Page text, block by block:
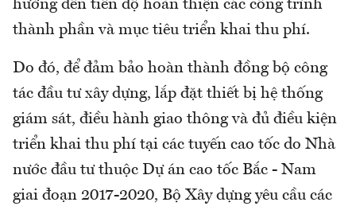
hưởng đến tiến độ hoàn thiện các công trình
thành phần và mục tiêu triển khai thu phí.
Do đó, để đảm bảo hoàn thành đồng bộ công
tác đầu tư xây dựng, lắp đặt thiết bị hệ thống
giám sát, điều hành giao thông và đủ điều kiện
triển khai thu phí tại các tuyến cao tốc do Nhà
nước đầu tư thuộc Dự án cao tốc Bắc - Nam
giai đoạn 2017-2020, Bộ Xây dựng yêu cầu các